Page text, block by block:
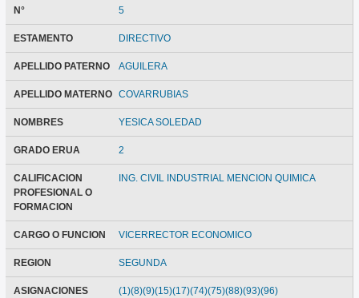
N° 5
ESTAMENTO DIRECTIVO
APELLIDO PATERNO AGUILERA
APELLIDO MATERNO COVARRUBIAS
NOMBRES YESICA SOLEDAD
GRADO ERUA 2
CALIFICACION
PROFESIONAL O
FORMACION
ING. CIVIL INDUSTRIAL MENCION QUIMICA
CARGO O FUNCION VICERRECTOR ECONOMICO
REGION SEGUNDA
ASIGNACIONES
(1)(8)(9)(15)(17)(74)(75)(88)(93)(96)